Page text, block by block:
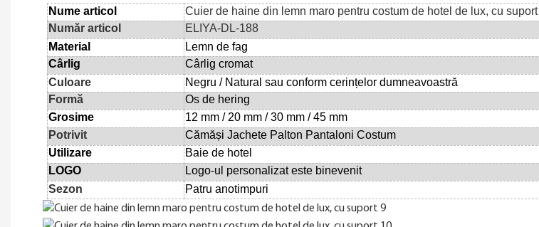
Nume articol
Cuier de haine din lemn maro pentru costum de hotel de lux, cu suport
Număr articol
ELIYA-DL-188
Material
Lemn de fag
Cârlig
Cârlig cromat
Culoare
Negru / Natural sau conform cerințelor dumneavoastră
Formă
Os de hering
Grosime
12 mm / 20 mm / 30 mm / 45 mm
Potrivit
Cămăși Jachete Palton Pantaloni Costum
Utilizare
Baie de hotel
LOGO
Logo-ul personalizat este binevenit
Sezon
Patru anotimpuri